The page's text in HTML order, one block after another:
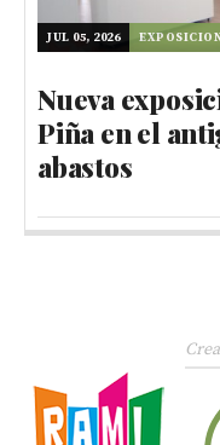
JUL 05, 2026
Nueva
Piña en el
abastos